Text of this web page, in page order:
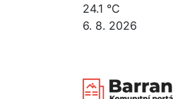
24.1 °C
6. 8. 2026